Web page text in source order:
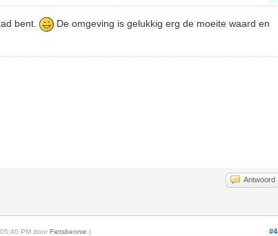
bent.
De omgeving is gelukkig erg de moeite waard en
Antwoord
#4
05:40 PM doorFietsbennie .)